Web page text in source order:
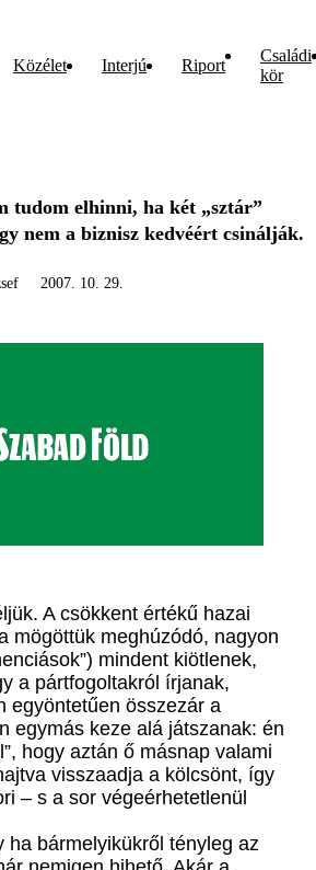
Közélet Interjú Riport
Családi
kör
tudom elhinni, ha két „sztár”
nem a biznisz kedvéért csinálják.
2007. 10. 29.
A csökkent értékű hazai
mögöttük meghúzódó, nagyon
mindent kiötlenek,
a pártfogoltakról írjanak,
egyöntetűen összezár a
egymás keze alá játszanak: én
hogy aztán ő másnap valami
visszaadja a kölcsönt, így
– s a sor végeérhetetlenül
ha bármelyikükről tényleg az